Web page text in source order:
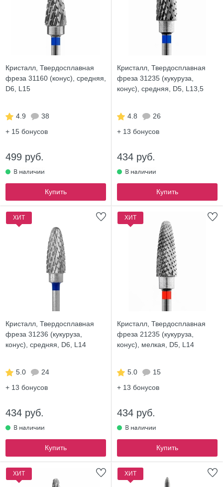
Кристалл, Твердосплавная
фреза 31160 (конус), средняя,
D6, L15
4.9
38
+ 15 бонусов
499 руб.
Купить
Кристалл, Твердосплавная
фреза 31235 (кукуруза,
конус), средняя, D5, L13,5
4.8
26
+ 13 бонусов
434 руб.
Купить
ХИТ
Кристалл, Твердосплавная
фреза 31236 (кукуруза,
конус), средняя, D6, L14
5.0
24
+ 13 бонусов
434 руб.
Купить
ХИТ
Кристалл, Твердосплавная
фреза 21235 (кукуруза,
конус), мелкая, D5, L14
5.0
15
+ 13 бонусов
434 руб.
Купить
ХИТ ХИТ